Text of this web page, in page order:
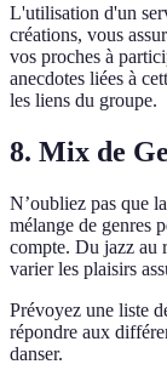
L'utilisation d'un
créations, vous
vos proches à
anecdotes liées à
les liens du groupe.
8. Mix de
N’oubliez pas que
mélange de genres
compte. Du jazz au
varier les plaisirs
Prévoyez une liste
répondre aux
danser.